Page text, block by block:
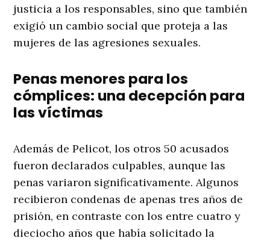
justicia a los responsables, sino que también
exigió un cambio social que proteja a las
mujeres de las agresiones sexuales.
Penas menores para los
cómplices: una decepción para
las víctimas
Además de Pelicot, los otros 50 acusados
fueron declarados culpables, aunque las
penas variaron significativamente. Algunos
recibieron condenas de apenas tres años de
prisión, en contraste con los entre cuatro y
dieciocho años que había solicitado la